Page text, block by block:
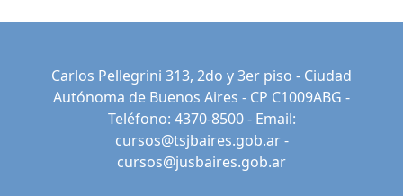
Carlos Pellegrini 313, 2do y 3er piso - Ciudad
Autónoma de Buenos Aires - CP C1009ABG -
Teléfono: 4370-8500 - Email:
cursos@tsjbaires.gob.ar-
cursos@jusbaires.gob.ar